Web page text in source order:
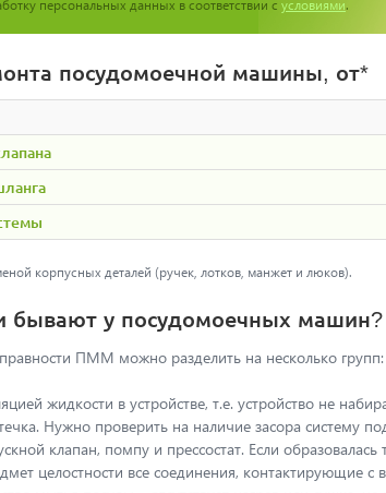
Мастер быстро
отремонтировал
персональных данных в соответствии с условиями.
посудомоечной машины, от*
корпусных деталей (ручек, лотков, манжет и люков).
бывают у посудомоечных машин?
ПММ можно разделить на несколько групп:
жидкости в устройстве, т.е. устройство не
Нужно проверить на наличие засора систему
клапан, помпу и прессостат. Если
целостности все соединения, контактирующие с